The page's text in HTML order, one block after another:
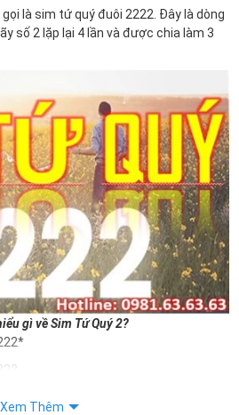
là sim tứ quý đuôi 2222. Đây là dòng
số 2 lặp lại 4 lần và được chia làm 3
gì về Sim Tứ Quý 2?
Xem Thêm